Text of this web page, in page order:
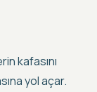
kafasını
yol açar.